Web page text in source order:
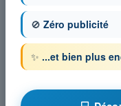
🚫 Zéro publicité
✨ ...et bien plus